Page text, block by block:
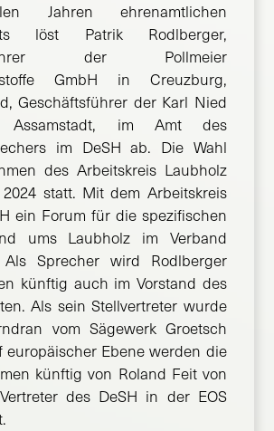
Jahren ehrenamtlichen
löst Patrik Rodlberger,
der Pollmeier
GmbH in Creuzburg,
Geschäftsführer der Karl Nied
im Amt des
im DeSH ab. Die Wahl
des Arbeitskreis Laubholz
statt. Mit dem Arbeitskreis
ein Forum für die spezifischen
ums Laubholz im Verband
Als Sprecher wird Rodlberger
künftig auch im Vorstand des
Als sein Stellvertreter wurde
vom Sägewerk Groetsch
europäischer Ebene werden die
künftig von Roland Feit von
des DeSH in der EOS